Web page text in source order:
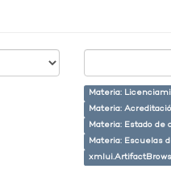
Materia:
Materia:
Materia: Estado de
Materia: Escuelas